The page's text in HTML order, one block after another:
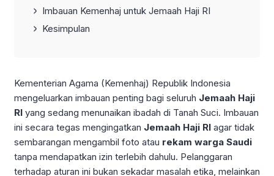
Imbauan Kemenhaj untuk Jemaah Haji RI
Kesimpulan
Kementerian Agama (Kemenhaj) Republik Indonesia
mengeluarkan imbauan penting bagi seluruh Jemaah Haji
RI yang sedang menunaikan ibadah di Tanah Suci. Imbauan
ini secara tegas mengingatkan Jemaah Haji RI agar tidak
sembarangan mengambil foto atau rekam warga Saudi
tanpa mendapatkan izin terlebih dahulu. Pelanggaran
terhadap aturan ini bukan sekadar masalah etika, melainkan